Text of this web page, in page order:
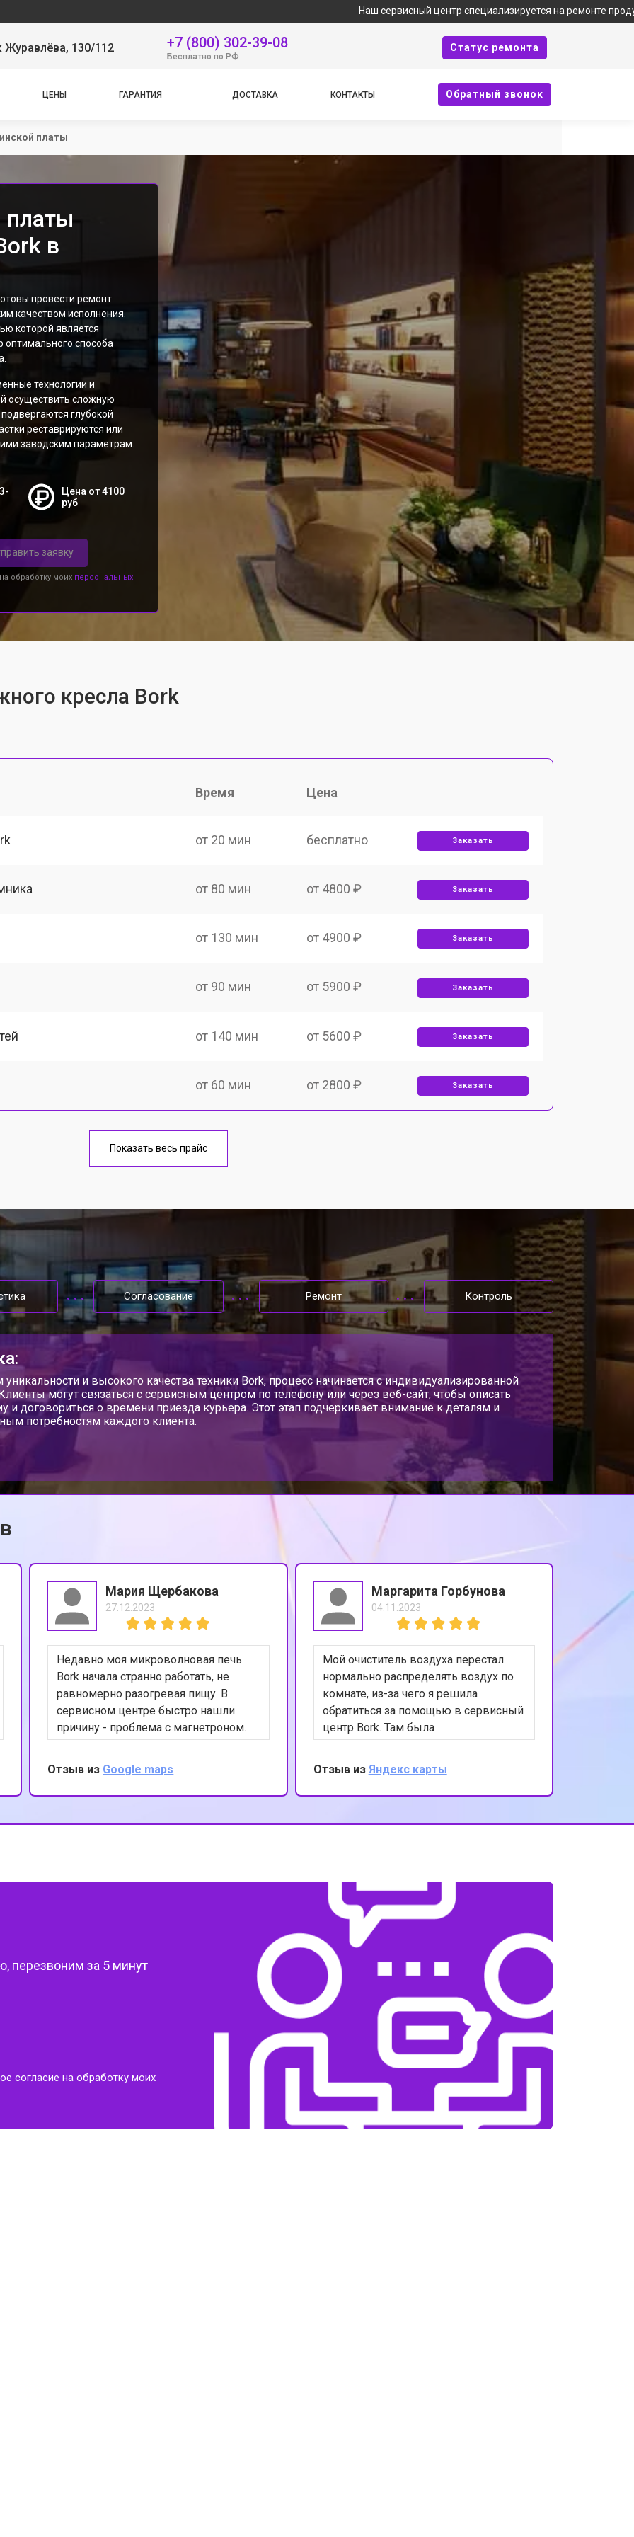
Наш сервисный центр специализируется на ремонте продукции Bork и
Журавлёва, 130/112 +7 (800) 302-39-08
Бесплатно по РФ
Cтатус ремонта
ЦЕНЫ ГАРАНТИЯ ДОСТАВКА КОНТАКТЫ Oбратный звонок
платы
платы
в
провести ремонт
качеством исполнения.
которой является
оптимального способа
технологии и
осуществить сложную
глубокой
реставрируются или
заводским параметрам.
Цена от 4100
руб
заявку
обработку моих персональных
кресла Bork
Время Цена
от 20 мин бесплатно Заказать
от 80 мин от 4800 ₽ Заказать
от 130 мин от 4900 ₽ Заказать
от 90 мин от 5900 ₽ Заказать
от 140 мин от 5600 ₽ Заказать
от 60 мин от 2800 ₽ Заказать
от 150 мин
от 80 мин от 5000 ₽ Заказать
от 100 мин от 3300 ₽
от 60 мин от 3200 ₽ Заказать
от 120 мин от 4400 ₽
Заказать
от 3500 ₽
от 90 мин от 5800 ₽ Заказать
от 110 мин от 3900 ₽ Заказать
от 80 мин от 4500 ₽
от 4200 ₽
от 70 мин от 3900 ₽
от 4700 ₽
от 120 мин от 4500 ₽ Заказать
от 5500 ₽ Заказать
Показать весь прайс
Согласование Ремонт Контроль
уникальности и высокого качества техники Bork, процесс начинается с индивидуализированной
могут связаться с сервисным центром по телефону или через веб-сайт, чтобы описать
и договориться о времени приезда курьера. Этот этап подчеркивает внимание к деталям и
потребностям каждого клиента.
Мария Щербакова
27.12.2023
Недавно моя микроволновая печь
Bork начала странно работать, не
равномерно разогревая пищу. В
сервисном центре быстро нашли
причину - проблема с магнетроном.
После ремонта печь снова
функционирует идеально. Я
благодарна за оперативность и
качество выполненных работ.
Отзыв из Google maps
Маргарита Горбунова
04.11.2023
Мой очиститель воздуха перестал
нормально распределять воздух по
комнате, из-за чего я решила
обратиться за помощью в сервисный
центр Bork. Там была
диагностирована проблема с
системой распределения воздуха, а
именно - заклинивание
регулировочных заслонок. После
исправно. Превосходное
Отзыв из Яндекс карты
перезвоним за 5 минут
согласие на обработку моих